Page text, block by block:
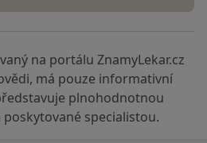
na portálu ZnamyLekar.cz
má pouze informativní
plnohodnotnou
specialistou.